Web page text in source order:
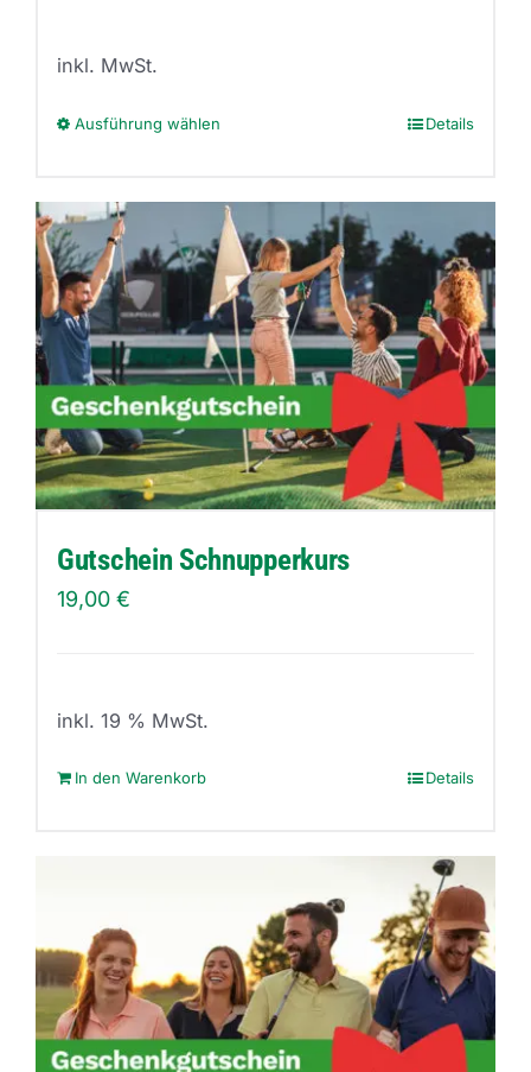
inkl. MwSt.
Ausführung wählen
weist
mehrere
Varianten
auf.
Die
Optionen
können
auf
der
Produktseite
Details
Gutschein Schnupperkurs
19,00 €
inkl. 19 % MwSt.
In den Warenkorb Details